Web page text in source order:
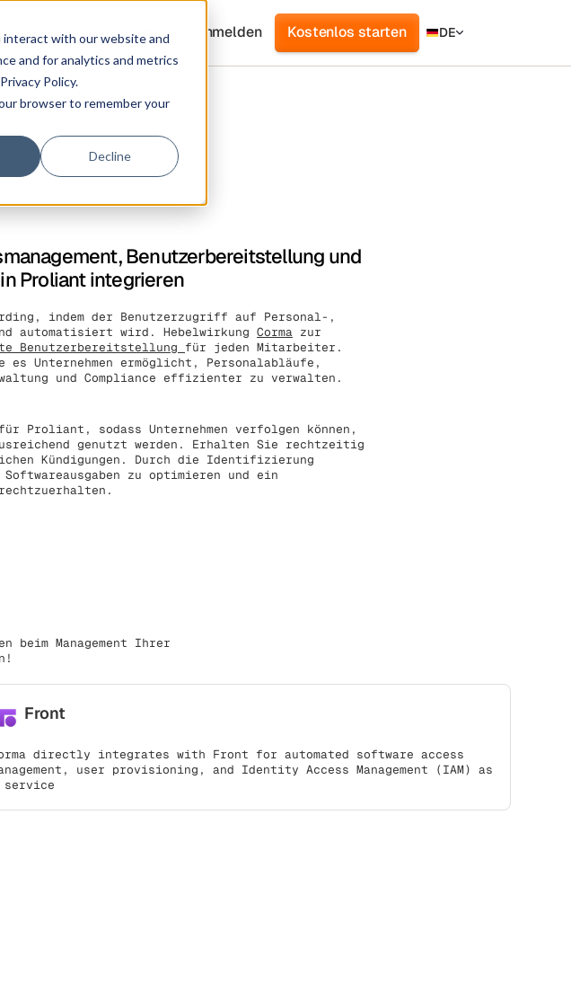
interact with our website and
and for analytics and metrics
Policy.
browser to remember your
Decline
Ressourcen Unternehmen Anmelden Kostenlos starten DE
Benutzerbereitstellung und
Proliant integrieren
indem der Benutzerzugriff auf Personal-,
automatisiert wird. Hebelwirkung Corma zur
Benutzerbereitstellung für jeden Mitarbeiter.
Unternehmen ermöglicht, Personalabläufe,
und Compliance effizienter zu verwalten.
Proliant, sodass Unternehmen verfolgen können,
genutzt werden. Erhalten Sie rechtzeitig
Kündigungen. Durch die Identifizierung
zu optimieren und ein
Management Ihrer
Front
directly integrates with Front for automated software access
user provisioning, and Identity Access Management (IAM) as
service